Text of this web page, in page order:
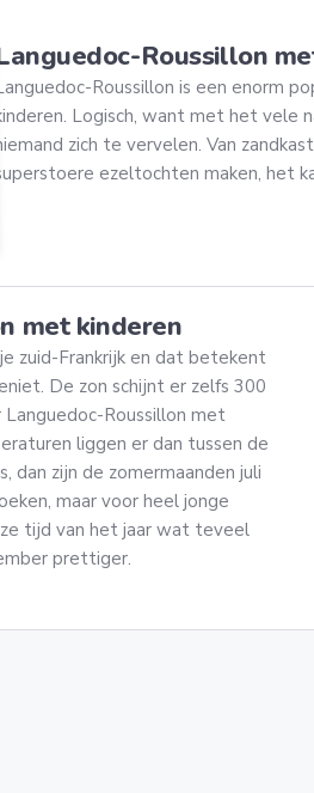
Roussillon
Roussillon is een enorm
Logisch, want met het vele
zich te vervelen. Van
ezeltochten maken, het
met kinderen
zuid-Frankrijk en dat betekent
De zon schijnt er zelfs 300
Roussillon met
liggen er dan tussen de
dan zijn de zomermaanden juli
maar voor heel jonge
tijd van het jaar wat teveel
prettiger.